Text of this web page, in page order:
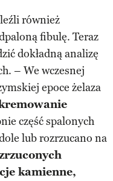
również
fibulę. Teraz
dokładną analizę
– We wczesnej
epoce żelaza
część spalonych
lub rozrzucano na
kamienne,